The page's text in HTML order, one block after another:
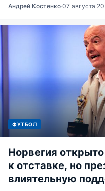
Андрей Костенко·07 августа
ФУТБОЛ
Норвегия
к отставке, но
влиятельную